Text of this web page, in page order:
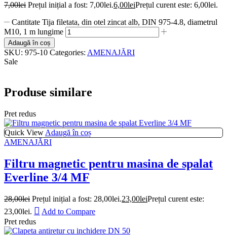
7,00lei Prețul inițial a fost: 7,00lei.6,00leiPrețul curent este: 6,00lei.
Cantitate Tija filetata, din otel zincat alb, DIN 975-4.8, diametrul
M10, 1 m lungime
Adaugă în coș
SKU: 975-10 Categories: AMENAJĂRI
Sale
Produse similare
Pret redus
Quick View Adaugă în coș
AMENAJĂRI
Filtru magnetic pentru masina de spalat
Everline 3/4 MF
28,00lei Prețul inițial a fost: 28,00lei.23,00leiPrețul curent este:
23,00lei.
Add to Compare
Pret redus